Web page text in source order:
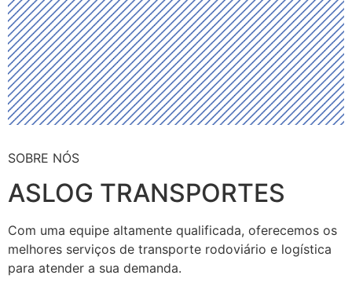
SOBRE NÓS
ASLOG TRANSPORTES
Com uma equipe altamente qualificada, oferecemos os
melhores serviços de transporte rodoviário e logística
para atender a sua demanda.